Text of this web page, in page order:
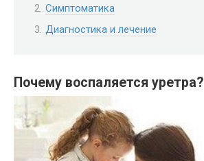
Симптоматика
Диагностика и лечение
Почему воспаляется уретра?